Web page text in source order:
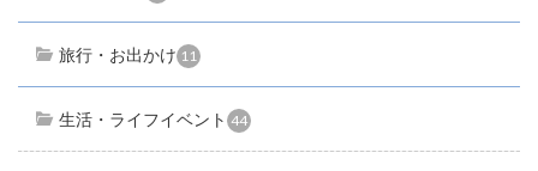
旅行・お出かけ 11
生活・ライフイベント 44